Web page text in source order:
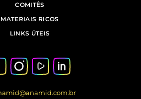
COMITÊS
MATERIAIS RICOS
LINKS ÚTEIS